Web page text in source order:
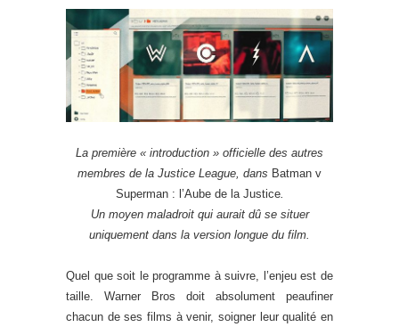
La première « introduction » officielle des autres
membres de la Justice League, dans Batman v
Superman : l’Aube de la Justice.
Un moyen maladroit qui aurait dû se situer
uniquement dans la version longue du film.
Quel que soit le programme à suivre, l’enjeu est de
taille. Warner Bros doit absolument peaufiner
chacun de ses films à venir, soigner leur qualité en